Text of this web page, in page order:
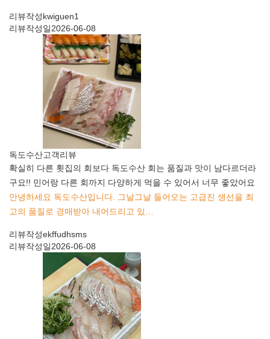
리뷰작성kwiguen1
리뷰작성일2026-06-08
독도수산고객리뷰
확실히 다른 횟집의 회보다 독도수산 회는 품질과 맛이 남다르더라
구요!! 민어랑 다른 회까지 다양하게 먹을 수 있어서 너무 좋았어요
안녕하세요 독도수산입니다. 그날그날 들어오는 고급진 생선을 최
고의 품질로 경매받아 내어드리고 있…
리뷰작성ekffudhsms
리뷰작성일2026-06-08